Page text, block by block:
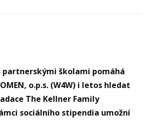
partnerskými školami pomáhá
o.p.s. (W4W) i letos hledat
The Kellner Family
sociálního stipendia umožní